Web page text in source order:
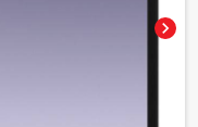
chevron_right